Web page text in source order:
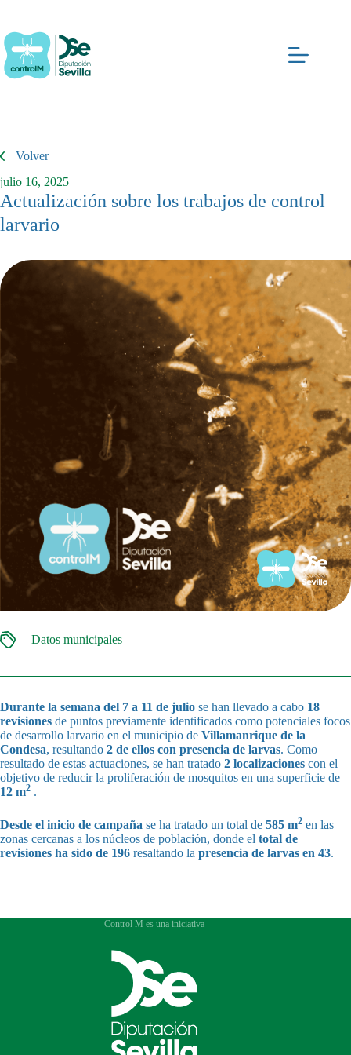
contenido
Volver
julio 16, 2025
Actualización sobre los trabajos de control
larvario
Datos municipales
Durante la semana del 7 a 11 de julio se han llevado a cabo 18
revisiones de puntos previamente identificados como potenciales focos
de desarrollo larvario en el municipio de Villamanrique de la
Condesa, resultando 2 de ellos con presencia de larvas. Como
resultado de estas actuaciones, se han tratado 2 localizaciones con el
objetivo de reducir la proliferación de mosquitos en una superficie de
12 m2 .
Desde el inicio de campaña se ha tratado un total de 585 m2 en las
zonas cercanas a los núcleos de población, donde el total de
revisiones ha sido de 196 resaltando la presencia de larvas en 43.
Control M es una iniciativa